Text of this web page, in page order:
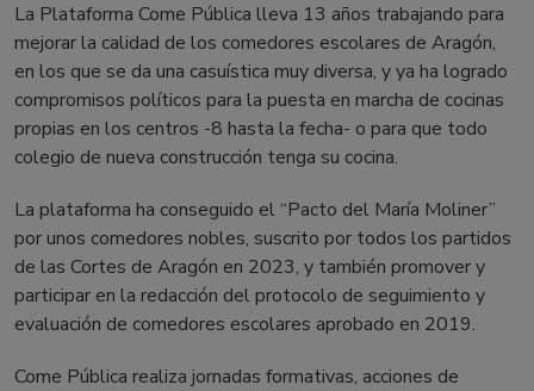
La Plataforma Come Pública lleva 13 años trabajando para
mejorar la calidad de los comedores escolares de Aragón,
en los que se da una casuística muy diversa, y ya ha logrado
compromisos políticos para la puesta en marcha de cocinas
propias en los centros -8 hasta la fecha- o para que todo
colegio de nueva construcción tenga su cocina.
La plataforma ha conseguido el “Pacto del María Moliner”
por unos comedores nobles, suscrito por todos los partidos
de las Cortes de Aragón en 2023, y también promover y
participar en la redacción del protocolo de seguimiento y
evaluación de comedores escolares aprobado en 2019.
Come Pública realiza jornadas formativas, acciones de